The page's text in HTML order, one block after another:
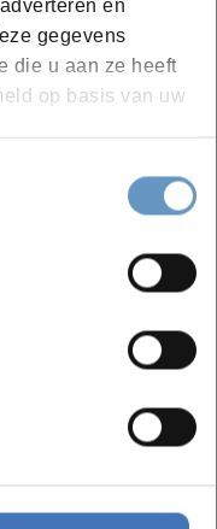
en
gegevens
die u aan ze heeft
op basis van uw